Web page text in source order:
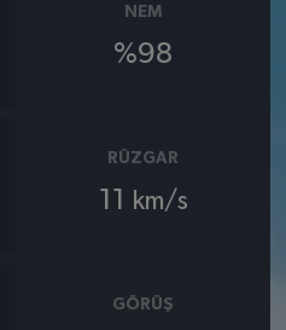
NEM
%98
RÜZGAR
11 km/s
GÖRÜŞ